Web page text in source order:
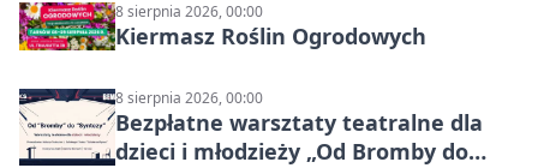
8 sierpnia 2026, 00:00
Kiermasz Roślin Ogrodowych
8 sierpnia 2026, 00:00
Bezpłatne warsztaty teatralne dla
dzieci i młodzieży „Od Bromby do